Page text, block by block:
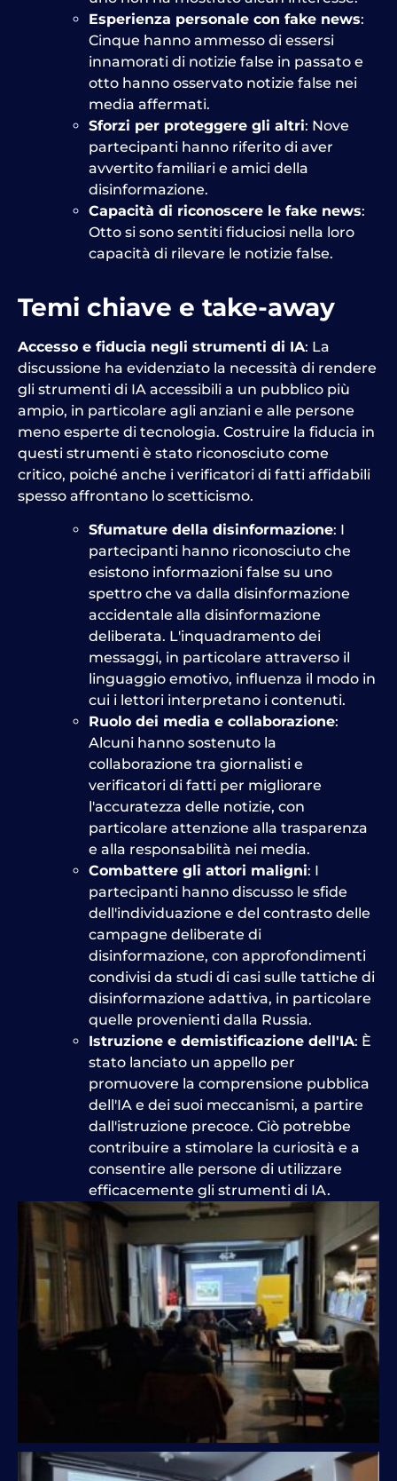
Esperienza personale con fake news:
Cinque hanno ammesso di essersi
innamorati di notizie false in passato e
otto hanno osservato notizie false nei
media affermati.
Sforzi per proteggere gli altri: Nove
partecipanti hanno riferito di aver
avvertito familiari e amici della
disinformazione.
Capacità di riconoscere le fake news:
Otto si sono sentiti fiduciosi nella loro
capacità di rilevare le notizie false.
Temi chiave e take-away
Accesso e fiducia negli strumenti di IA: La
discussione ha evidenziato la necessità di rendere
gli strumenti di IA accessibili a un pubblico più
ampio, in particolare agli anziani e alle persone
meno esperte di tecnologia. Costruire la fiducia in
questi strumenti è stato riconosciuto come
critico, poiché anche i verificatori di fatti affidabili
spesso affrontano lo scetticismo.
Sfumature della disinformazione: I
partecipanti hanno riconosciuto che
esistono informazioni false su uno
spettro che va dalla disinformazione
accidentale alla disinformazione
deliberata. L'inquadramento dei
messaggi, in particolare attraverso il
linguaggio emotivo, influenza il modo in
cui i lettori interpretano i contenuti.
Ruolo dei media e collaborazione:
Alcuni hanno sostenuto la
collaborazione tra giornalisti e
verificatori di fatti per migliorare
l'accuratezza delle notizie, con
particolare attenzione alla trasparenza
e alla responsabilità nei media.
Combattere gli attori maligni: I
partecipanti hanno discusso le sfide
dell'individuazione e del contrasto delle
campagne deliberate di
disinformazione, con approfondimenti
condivisi da studi di casi sulle tattiche di
disinformazione adattiva, in particolare
quelle provenienti dalla Russia.
Istruzione e demistificazione dell'IA: È
stato lanciato un appello per
promuovere la comprensione pubblica
dell'IA e dei suoi meccanismi, a partire
dall'istruzione precoce. Ciò potrebbe
contribuire a stimolare la curiosità e a
consentire alle persone di utilizzare
efficacemente gli strumenti di IA.